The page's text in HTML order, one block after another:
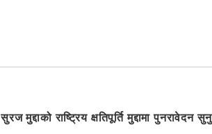
सुरज मुद्दाको राष्ट्रिय क्षतिपूर्ति मुद्दामा